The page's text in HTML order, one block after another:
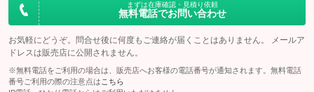
まずは在庫確認・見積り依頼
無料電話でお問い合わせ
お気軽にどうぞ。問合せ後に何度もご連絡が届くことはありません。 メールア
ドレスは販売店に公開されません。
※無料電話をご利用の場合は、販売店へお客様の電話番号が通知されます。無料電話
番号ご利用の際の注意点は こちら